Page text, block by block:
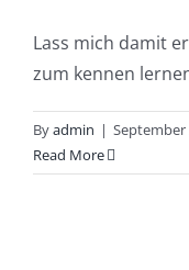
Lass mich damit
zum kennen
Byadmin | September
Read More